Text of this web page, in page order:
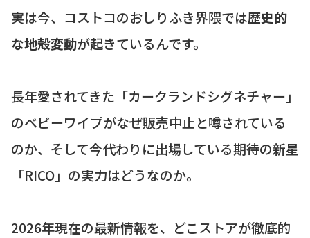
実は今、コストコのおしりふき界隈では歴史的
な地殻変動が起きているんです。
長年愛されてきた「カークランドシグネチャー」
のベビーワイプがなぜ販売中止と噂されている
のか、そして今代わりに出場している期待の新星
「RICO」の実力はどうなのか。
2026年現在の最新情報を、どこストアが徹底的